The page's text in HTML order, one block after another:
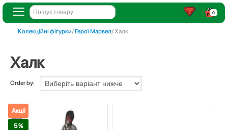
0
Колекційні фігурки/Герої Марвел/ Халк
Халк
Order by:
Акції
5 %